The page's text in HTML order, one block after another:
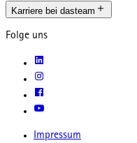
Karriere bei dasteam
Folge uns
Impressum